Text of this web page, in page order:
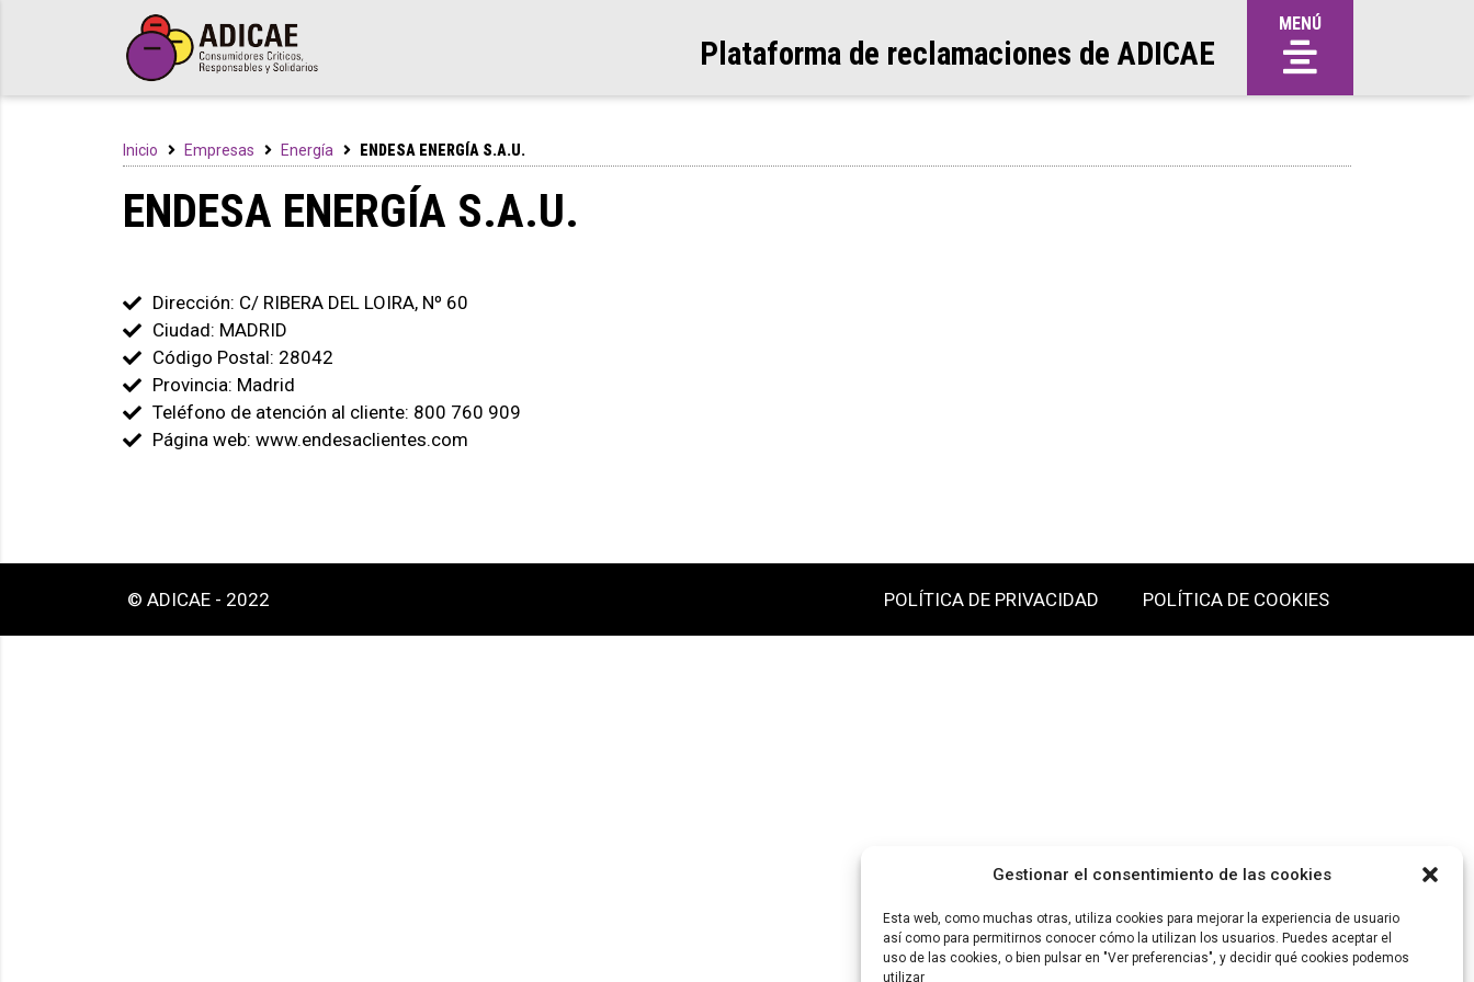
Gestionar el consentimiento de las cookies
Esta web, como muchas otras, utiliza cookies para mejorar la experiencia de usuario
así como para permitirnos conocer cómo la utilizan los usuarios. Puedes aceptar el
uso de las cookies, o bien pulsar en "Ver preferencias", y decidir qué cookies podemos
utilizar
Plataforma de reclamaciones de ADICAE
MENÚ
Inicio Empresas Energía ENDESA ENERGÍA S.A.U.
ENDESA ENERGÍA S.A.U.
Dirección: C/ RIBERA DEL LOIRA, Nº 60
Ciudad: MADRID
Código Postal: 28042
Provincia: Madrid
Teléfono de atención al cliente: 800 760 909
Página web: www.endesaclientes.com
© ADICAE - 2022 POLÍTICA DE PRIVACIDAD POLÍTICA DE COOKIES